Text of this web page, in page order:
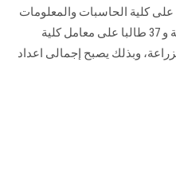
الآداب و 145 طالب على كلية الحاسبات والمعلومات
و 108 طالبا على معامل كلية الهندسة و 37 طالبا على معامل كلية
الزراعة، وبذلك يصبح إجمالى اعداد